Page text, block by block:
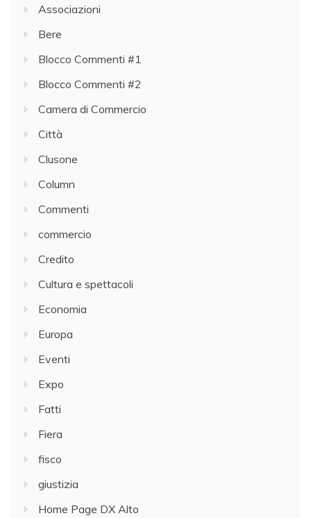
Associazioni
Bere
Blocco Commenti #1
Blocco Commenti #2
Camera di Commercio
Città
Clusone
Column
Commenti
commercio
Credito
Cultura e spettacoli
Economia
Europa
Eventi
Expo
Fatti
Fiera
fisco
giustizia
Home Page DX Alto